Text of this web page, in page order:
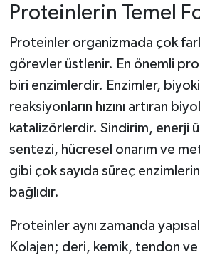
Proteinlerin Temel
Proteinler organizmada çok
görevler üstlenir. En önemli
biri enzimlerdir. Enzimler,
reaksiyonların hızını artıran
katalizörlerdir. Sindirim, enerji
sentezi, hücresel onarım ve
gibi çok sayıda süreç
bağlıdır.
Proteinler aynı zamanda
Kolajen; deri, kemik, tendon ve